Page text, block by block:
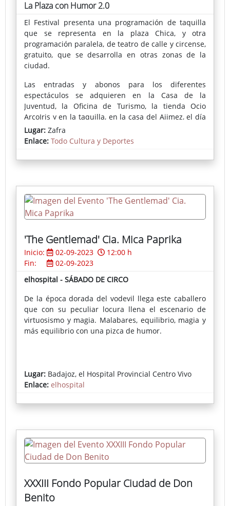
La Plaza con Humor 2.0
El Festival presenta una programación de taquilla
que se representa en la plaza Chica, y otra
programación paralela, de teatro de calle y circense,
gratuito, que se desarrolla en otras zonas de la
ciudad.
Las entradas y abonos para los diferentes
espectáculos se adquieren en la Casa de la
Juventud, la Oficina de Turismo, la tienda Ocio
ArcoIris y en la taquilla, en la casa del Ajimez, el día
de la representación.
Ver más información
Lugar: Zafra
Enlace: Todo Cultura y Deportes
'The Gentlemad' Cia. Mica Paprika
Inicio: 02-09-2023
12:00 h
Fin:
02-09-2023
elhospital - SÁBADO DE CIRCO
De la época dorada del vodevil llega este caballero
que con su peculiar locura llena el escenario de
virtuosismo y magia. Malabares, equilibrio, magia y
más equilibrio con una pizca de humor.
Lugar: Badajoz, el Hospital Provincial Centro Vivo
Enlace: elhospital
XXXIII Fondo Popular Ciudad de Don
Benito